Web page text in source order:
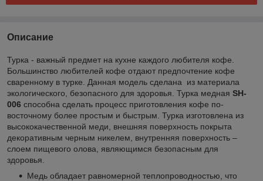
Описание
Турка - важный предмет на кухне каждого любителя кофе.
Большинство любителей кофе отдают предпочтение кофе
сваренному в турке. Данная модель сделана из материала
экологического, безопасного для здоровья. Турка медная SH-
006 способна сделать процесс приготовления кофе по-
восточному более простым и быстрым. Турка изготовлена из
высококачественной меди, внешняя поверхность покрыта
декоративным черным никелем, внутренняя поверхность –
слоем пищевого олова, являющимся безопасным для
здоровья.
Медь обладает равномерной теплопроводностью, что